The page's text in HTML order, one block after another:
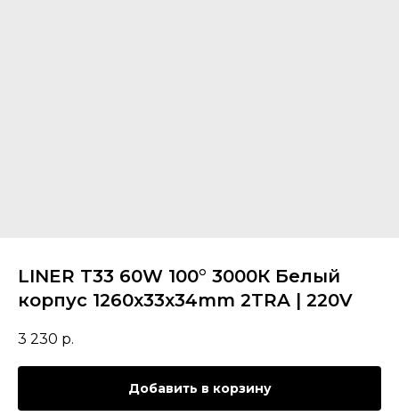
LINER T33 60W 100° 3000К Белый
корпус 1260х33х34mm 2TRA | 220V
3 230 р.
Добавить в корзину